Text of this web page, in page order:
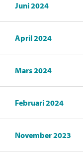
Juni 2024
April 2024
Mars 2024
Februari 2024
November 2023